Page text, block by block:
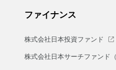
ファイナンス
株式会社日本投資ファンド
株式会社日本サーチファンド